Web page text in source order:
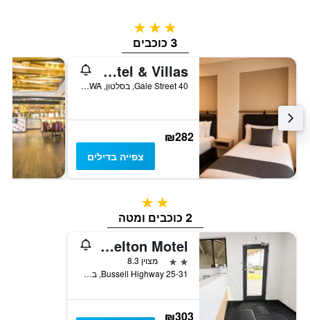
3 כוכבים
3 כוכבים
Busselton Gale Street Motel & Villas
40 Gale Street, בסלטון, WA, אוסטרליה
₪282
צפייה בדילים
2 כוכבים
2 כוכבים ומטה
Busselton Motel
2 כוכבים
מצוין 8.3
25-31 Bussell Highway, בסלטון, WA, אוסטרליה
₪303